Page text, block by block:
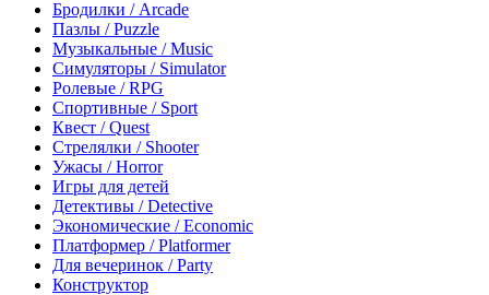
Бродилки / Arcade
Пазлы / Puzzle
Музыкальные / Music
Симуляторы / Simulator
Ролевые / RPG
Спортивные / Sport
Квест / Quest
Стрелялки / Shooter
Ужасы / Horror
Игры для детей
Детективы / Detective
Экономические / Economic
Платформер / Platformer
Для вечеринок / Party
Конструктор